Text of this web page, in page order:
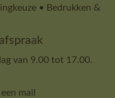
• Bedrukken &
van 9.00 tot 17.00.
mail